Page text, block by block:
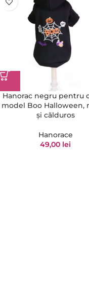
Hanorac negru pentru
model Boo Halloween,
și călduros
Hanorace
49,00 lei